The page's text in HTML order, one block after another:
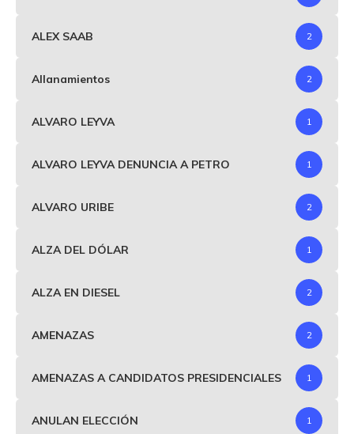
ALEX SAAB 2
Allanamientos 2
ALVARO LEYVA 1
ALVARO LEYVA DENUNCIA A PETRO 1
ALVARO URIBE 2
ALZA DEL DÓLAR 1
ALZA EN DIESEL 2
AMENAZAS 2
AMENAZAS A CANDIDATOS PRESIDENCIALES 1
ANULAN ELECCIÓN 1